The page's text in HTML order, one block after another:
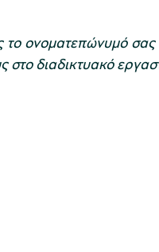
ονοματεπώνυμό σας
στο διαδικτυακό